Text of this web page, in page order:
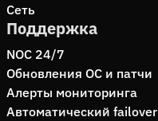
Сеть
Поддержка
NOC 24/7
Обновления ОС и патчи
Алерты мониторинга
Автоматический failover